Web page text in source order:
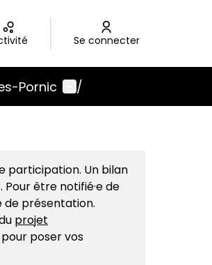
Se connecter
Pornic Menu utilisateur
/
participation. Un bilan
être notifié·e de
de présentation.
projet
dans un nouvel onglet)
poser vos